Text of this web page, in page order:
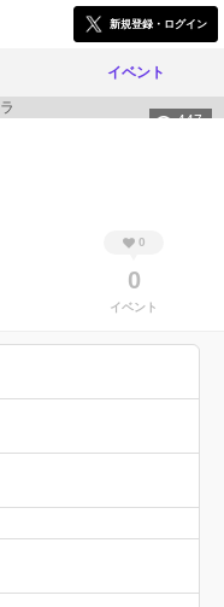
新規登録・ログイン
イベント
447
0
0
イベント